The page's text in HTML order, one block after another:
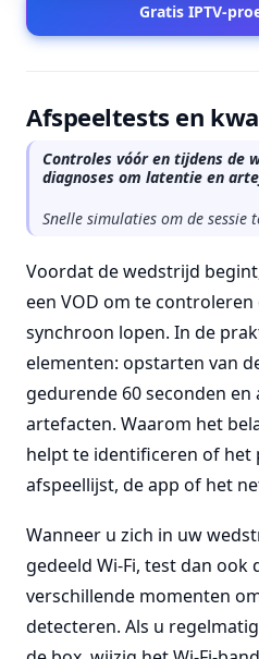
Gratis IPTV-
Afspeeltests en
Controles vóór en tijdens de
diagnoses om latentie en
Snelle simulaties om de sessie
Voordat de wedstrijd
een VOD om te
synchroon lopen. In de
elementen: opstarten van
gedurende 60 seconden en
artefacten. Waarom het
helpt te identificeren of het
afspeellijst, de app of het
Wanneer u zich in uw
gedeeld Wi-Fi, test dan
verschillende momenten
detecteren. Als u